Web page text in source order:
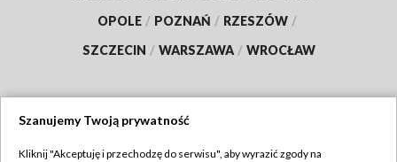
OPOLE / POZNAŃ / RZESZÓW /
SZCZECIN / WARSZAWA / WROCŁAW
Szanujemy Twoją prywatność
Kliknij "Akceptuję i przechodzę do serwisu", aby wyrazić zgody na